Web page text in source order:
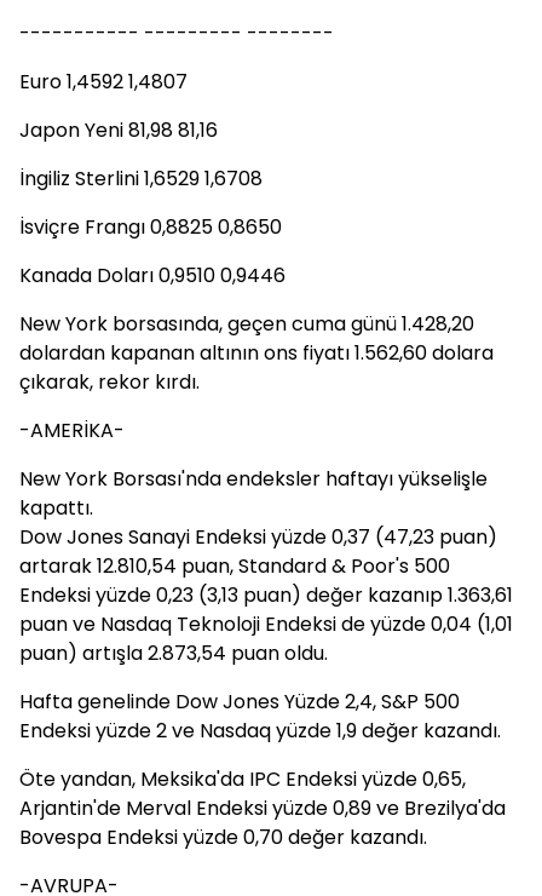
----------- --------- --------
Euro 1,4592 1,4807
Japon Yeni 81,98 81,16
İngiliz Sterlini 1,6529 1,6708
İsviçre Frangı 0,8825 0,8650
Kanada Doları 0,9510 0,9446
New York borsasında, geçen cuma günü 1.428,20
dolardan kapanan altının ons fiyatı 1.562,60 dolara
çıkarak, rekor kırdı.
-AMERİKA-
New York Borsası'nda endeksler haftayı yükselişle
kapattı.
Dow Jones Sanayi Endeksi yüzde 0,37 (47,23 puan)
artarak 12.810,54 puan, Standard & Poor's 500
Endeksi yüzde 0,23 (3,13 puan) değer kazanıp 1.363,61
puan ve Nasdaq Teknoloji Endeksi de yüzde 0,04 (1,01
puan) artışla 2.873,54 puan oldu.
Hafta genelinde Dow Jones Yüzde 2,4, S&P 500
Endeksi yüzde 2 ve Nasdaq yüzde 1,9 değer kazandı.
Öte yandan, Meksika'da IPC Endeksi yüzde 0,65,
Arjantin'de Merval Endeksi yüzde 0,89 ve Brezilya'da
Bovespa Endeksi yüzde 0,70 değer kazandı.
-AVRUPA-